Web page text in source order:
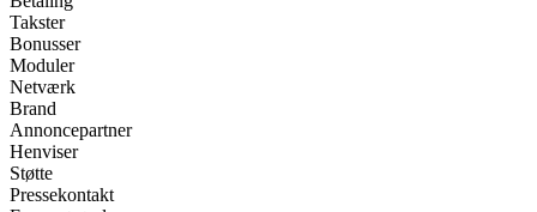
Takster
Bonusser
Moduler
Netværk
Brand
Annoncepartner
Henviser
Støtte
Pressekontakt